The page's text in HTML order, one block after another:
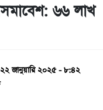
৬৬ লাখ
জানুয়ারি ২০২৫ - ৮:৪২